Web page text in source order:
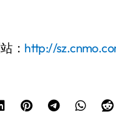
： http://